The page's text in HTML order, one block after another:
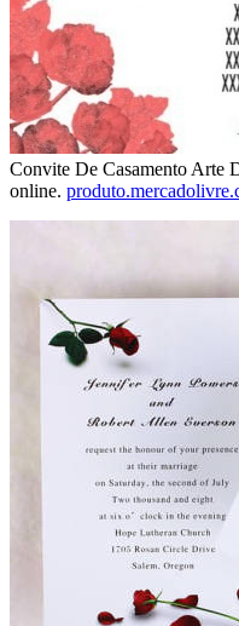
Convite De Casamento Arte
online.